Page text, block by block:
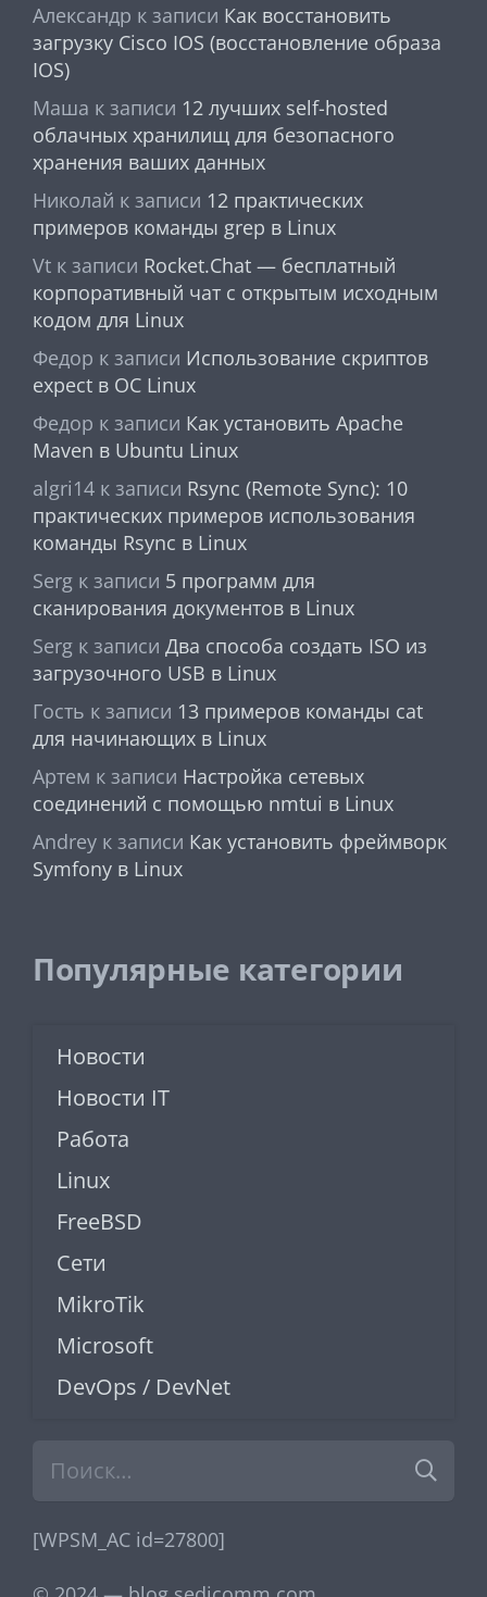
Александр к записи Как восстановить
загрузку Cisco IOS (восстановление образа
IOS)
Маша к записи 12 лучших self-hosted
облачных хранилищ для безопасного
хранения ваших данных
Николай к записи 12 практических
примеров команды grep в Linux
Vt к записи Rocket.Chat — бесплатный
корпоративный чат с открытым исходным
кодом для Linux
Федор к записи Использование скриптов
expect в ОС Linux
Федор к записи Как установить Apache
Maven в Ubuntu Linux
algri14 к записи Rsync (Remote Sync): 10
практических примеров использования
команды Rsync в Linux
Serg к записи 5 программ для
сканирования документов в Linux
Serg к записи Два способа создать ISO из
загрузочного USB в Linux
Гость к записи 13 примеров команды cat
для начинающих в Linux
Артем к записи Настройка сетевых
соединений с помощью nmtui в Linux
Andrey к записи Как установить фреймворк
Symfony в Linux
Популярные категории
Новости
Новости IT
Работа
Linux
FreeBSD
Сети
MikroTik
Microsoft
DevOps / DevNet
[WPSM_AC id=27800]